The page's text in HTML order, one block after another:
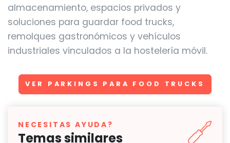
almacenamiento, espacios privados y
soluciones para guardar food trucks,
remolques gastronómicos y vehículos
industriales vinculados a la hostelería móvil.
VER PARKINGS PARA FOOD TRUCKS
NECESITAS AYUDA?
Temas similares